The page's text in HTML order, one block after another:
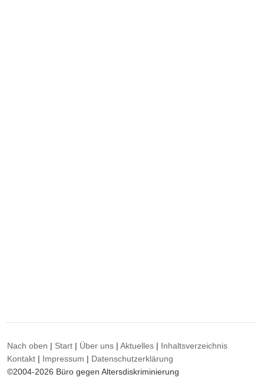
Nach oben | Start | Über uns |Aktuelles | Inhaltsverzeichnis
Kontakt | Impressum | Datenschutzerklärung
©2004-2026 Büro gegen Altersdiskriminierung